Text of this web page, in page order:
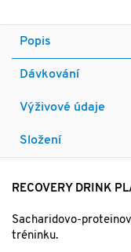
Popis
Dávkování
Výživové údaje
Složení
RECOVERY DRINK
Sacharidovo-
tréninku.